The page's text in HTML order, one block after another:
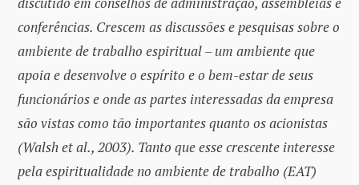
conferências. Crescem as discussões e pesquisas sobre o
ambiente de trabalho espiritual – um ambiente que
apoia e desenvolve o espírito e o bem-estar de seus
funcionários e onde as partes interessadas da empresa
são vistas como tão importantes quanto os acionistas
(Walsh et al., 2003). Tanto que esse crescente interesse
pela espiritualidade no ambiente de trabalho (EAT)